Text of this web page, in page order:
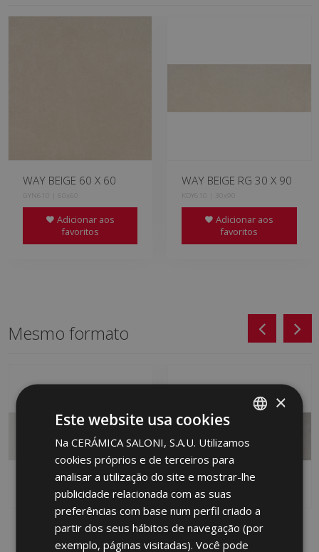
WAY BEIGE 60 X 60
GYN610 | 60x60
Adicionar aos
favoritos
WAY BEIGE RG 30 X 90
KDY610 | 30x90
Adicionar aos
favoritos
Mesmo formato
WAY BLANCO RG 30 X
WAY GRIS RG 30 X 90
KDY710 | 30x90
SPANISH
ENGLISH
GERMAN
PORTUGUESE
×
Este website usa cookies
Na CERÁMICA SALONI, S.A.U. Utilizamos
cookies próprios e de terceiros para
analisar a utilização do site e mostrar-lhe
publicidade relacionada com as suas
preferências com base num perfil criado a
partir dos seus hábitos de navegação (por
exemplo, páginas visitadas). Você pode